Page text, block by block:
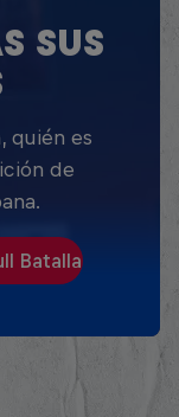
SUS
quién es
de
Batalla